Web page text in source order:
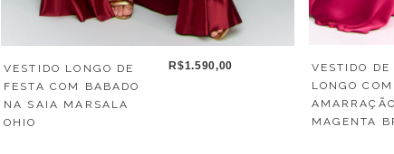
VESTIDO LONGO DE
FESTA COM BABADO
NA SAIA MARSALA
OHIO
R$1.590,00
VESTIDO DE
LONGO COM
AMARRAÇÃO
MAGENTA